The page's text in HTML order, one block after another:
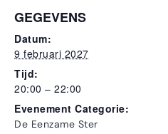
GEGEVENS
Datum:
9 februari 2027
Tijd:
20:00 – 22:00
Evenement Categorie:
De Eenzame Ster